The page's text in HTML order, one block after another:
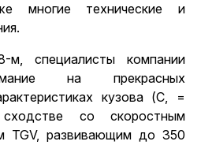
многие технические и
м, специалисты компании
на прекрасных
кузова (С, =
со скоростным
TGV, развивающим до 350